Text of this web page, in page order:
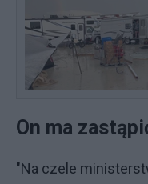
On ma
"Na czele